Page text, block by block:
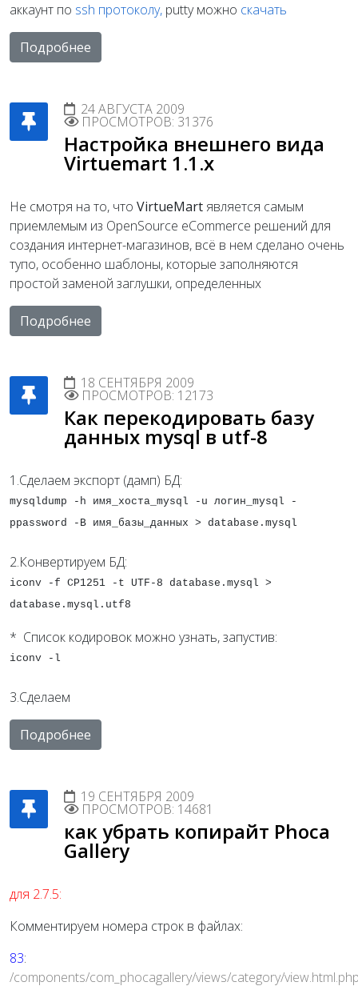
аккаунт по ssh протоколу, putty можно скачать
Подробнее
24 АВГУСТА 2009
ПРОСМОТРОВ: 31376
Настройка внешнего вида
Virtuemart 1.1.x
Не смотря на то, что VirtueMart является самым
приемлемым из OpenSource eCommerce решений для
создания интернет-магазинов, всё в нем сделано очень
тупо, особенно шаблоны, которые заполняются
простой заменой заглушки, определенных
Подробнее
18 СЕНТЯБРЯ 2009
ПРОСМОТРОВ: 12173
Как перекодировать базу
данных mysql в utf-8
1.Сделаем экспорт (дамп) БД:
mysqldump -h имя_хоста_mysql -u логин_mysql -
ppassword -B имя_базы_данных > database.mysql
2.Конвертируем БД:
iconv -f CP1251 -t UTF-8 database.mysql >
database.mysql.utf8
* Список кодировок можно узнать, запустив:
iconv -l
3.Сделаем
Подробнее
19 СЕНТЯБРЯ 2009
ПРОСМОТРОВ: 14681
как убрать копирайт Phoca
Gallery
для 2.7.5:
Комментируем номера строк в файлах:
83:
/components/com_phocagallery/views/category/